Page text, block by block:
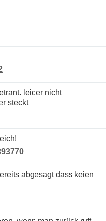
steckt